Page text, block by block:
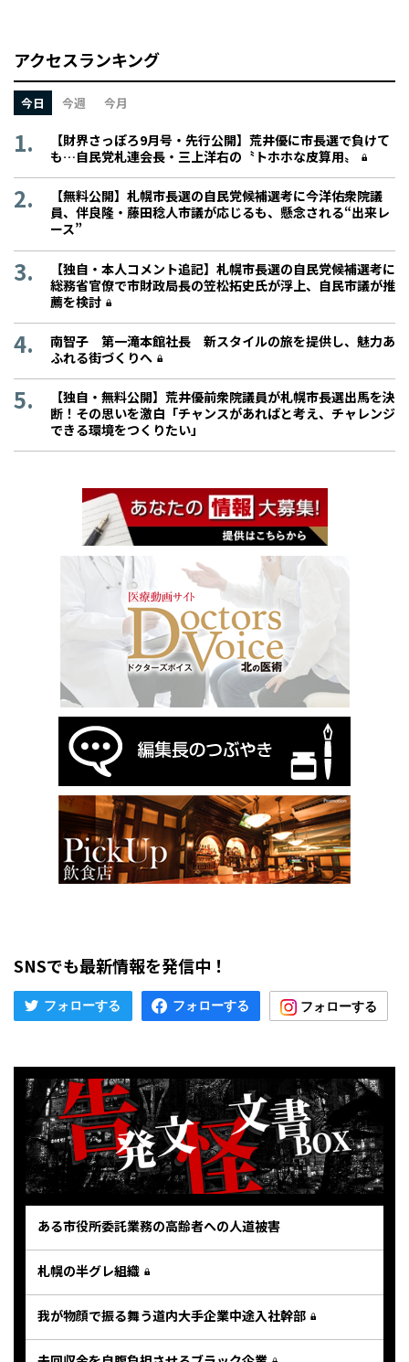
アクセスランキング
今日 今週 今月
【財界さっぽろ9月号・先行公開】荒井優に市長選で負けて
も…自民党札連会長・三上洋右の〝トホホな皮算用〟
【無料公開】札幌市長選の自民党候補選考に今洋佑衆院議
員、伴良隆・藤田稔人市議が応じるも、懸念される“出来レ
ース”
【独自・本人コメント追記】札幌市長選の自民党候補選考に
総務省官僚で市財政局長の笠松拓史氏が浮上、自民市議が推
薦を検討
南智子 第一滝本館社長 新スタイルの旅を提供し、魅力あ
ふれる街づくりへ
【独自・無料公開】荒井優前衆院議員が札幌市長選出馬を決
断！その思いを激白「チャンスがあればと考え、チャレンジ
できる環境をつくりたい」
SNSでも最新情報を発信中！
ある市役所委託業務の高齢者への人道被害
札幌の半グレ組織
我が物顔で振る舞う道内大手企業中途入社幹部